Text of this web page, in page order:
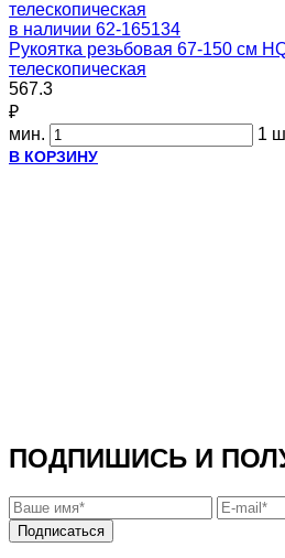
в наличии 62-165134
Рукоятка резьбовая 67-150 см
телескопическая
567.3
₽
мин.
1
В КОРЗИНУ
ПОДПИШИСЬ И
Подписаться